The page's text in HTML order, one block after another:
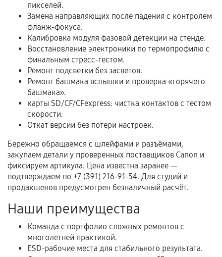
Расширенная гарантия
В некоторых случаях возможно оформление
расширенной гарантии. Стоимость, сроки и
условия продления согласовываются отдельно и
фиксируются в документах.
Когда гарантия не действует
Нарушение правил эксплуатации,
механические повреждения, попадание влаги,
перегрев, коррозия.
Самостоятельный ремонт или вмешательство
третьих лиц.
предусмотрено отдельно.
Обращение после окончания гарантийного
срока.
Программные сбои, если это не указано в
пикселей.
Замена направляющих после падения с контролем
фланж-фокуса.
Калибровка модуля фазовой детекции на стенде.
Восстановление электроники по термопрофилю с
финальным стресс-тестом.
Ремонт подсветки без засветов.
Ремонт башмака вспышки и проверка «горячего
башмака».
карты SD/CF/CFexpress: чистка контактов с тестом
скорости.
Откат версии без потери настроек.
Бережно обращаемся с шлейфами и разъёмами,
закупаем детали у проверенных поставщиков Canon и
фиксируем артикула. Цена известна заранее —
подтверждаем по +7 (391) 216-91-54. Для студий и
продакшенов предусмотрен безналичный расчёт.
Наши преимущества
Команда с портфолио сложных ремонтов с
многолетней практикой.
ESD-рабочие места для стабильного результата.